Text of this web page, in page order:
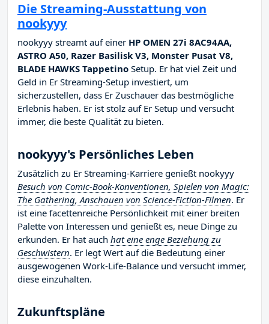
Die Streaming-Ausstattung von
nookyyy
nookyyy streamt auf einer HP OMEN 27i 8AC94AA,
ASTRO A50, Razer Basilisk V3, Monster Pusat V8,
BLADE HAWKS Tappetino Setup. Er hat viel Zeit und
Geld in Er Streaming-Setup investiert, um
sicherzustellen, dass Er Zuschauer das bestmögliche
Erlebnis haben. Er ist stolz auf Er Setup und versucht
immer, die beste Qualität zu bieten.
nookyyy's Persönliches Leben
Zusätzlich zu Er Streaming-Karriere genießt nookyyy
Besuch von Comic-Book-Konventionen, Spielen von Magic:
The Gathering, Anschauen von Science-Fiction-Filmen. Er
ist eine facettenreiche Persönlichkeit mit einer breiten
Palette von Interessen und genießt es, neue Dinge zu
erkunden. Er hat auch hat eine enge Beziehung zu
Geschwistern. Er legt Wert auf die Bedeutung einer
ausgewogenen Work-Life-Balance und versucht immer,
diese einzuhalten.
Zukunftspläne